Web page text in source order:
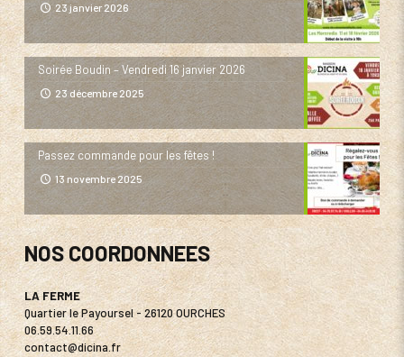
23 janvier 2026
Soirée Boudin – Vendredi 16 janvier 2026
23 décembre 2025
Passez commande pour les fêtes !
13 novembre 2025
NOS COORDONNEES
LA FERME
Quartier le Payoursel - 26120 OURCHES
06.59.54.11.66
contact@dicina.fr